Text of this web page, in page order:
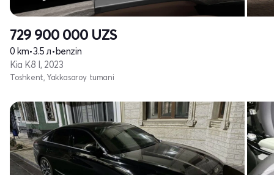
729 900 000 UZS
0 km•3.5 л•benzin
Kia K8 I, 2023
Toshkent, Yakkasaroy tumani